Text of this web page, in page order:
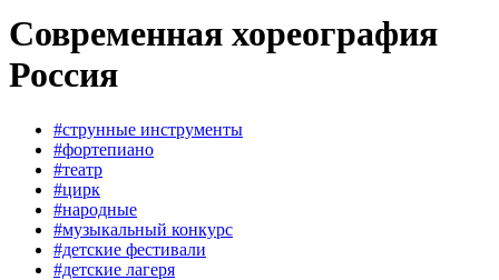
Современная хореография
Россия
#струнные инструменты
#фортепиано
#театр
#цирк
#народные
#музыкальный конкурс
#детские фестивали
#детские лагеря